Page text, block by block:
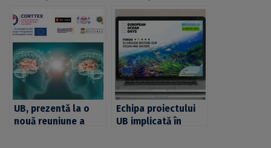
societatea civilă,
conferințe,
concursuri și jocuri,
organizate de
Universitatea din
București pentru
comunitatea
academică
la prima ediție a
UNICA Days, la
Bruxelles
UB, prezentă la o
nouă reuniune a
Echipa proiectului
UB implicată în